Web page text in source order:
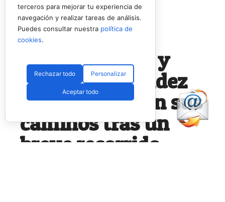
PÁDEL PROFESIONAL
Gonzalo Rubio y
Andrés Fernández
Lancha separan sus
caminos tras un
breve recorrido
terceros para mejorar tu experiencia de
navegación y realizar tareas de análisis.
Puedes consultar nuestra política de
cookies.
Rechazar todo Personalizar
Aceptar todo